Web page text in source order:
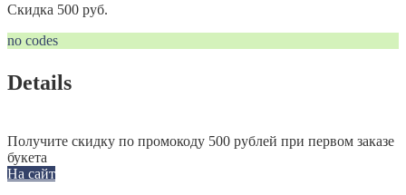
Скидка 500 руб.
no codes
Details
Получите скидку по промокоду 500 рублей при первом заказе
букета
На сайт